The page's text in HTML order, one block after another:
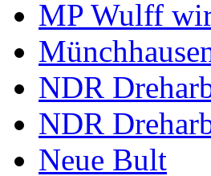
MP Wulff
NDR
NDR
Neue Bult